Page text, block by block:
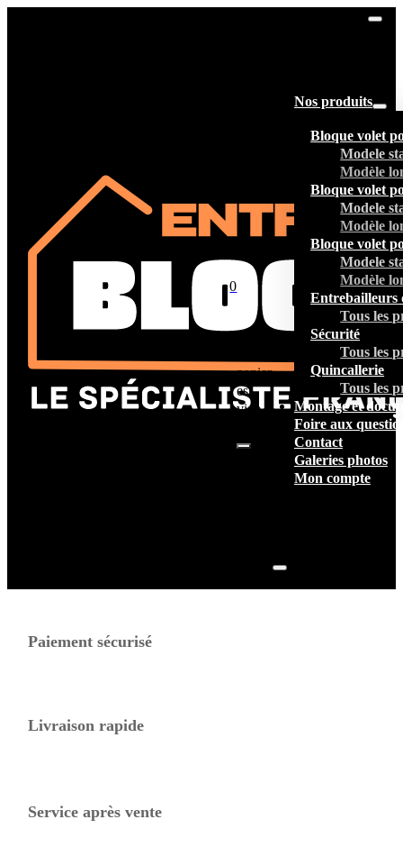
Nos produits
Bloque volet
Modele
Modèle
Bloque volet
Modele
Modèle
Bloque volet
Modele
Modèle
Entrebailleurs
Tous les
Sécurité
Tous les
Quincallerie
Tous les
Montage et
Foire aux
Contact
Galeries photos
Mon compte
0
panier
est
vide.
Paiement sécurisé
Livraison rapide
Service après vente